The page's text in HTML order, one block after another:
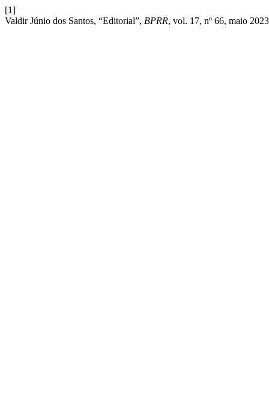
[1]
Valdir Júnio dos Santos, “Editorial”, BPRR, vol. 17, nº 66, maio